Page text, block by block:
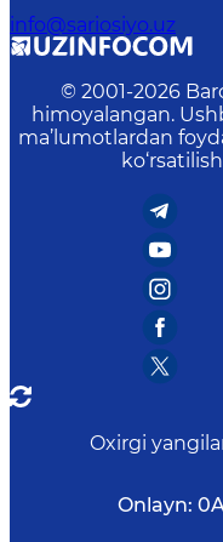
info@sariosiyo.uz
© 2001-2026
himoyalangan.
ma’lumotlardan
Oxirgi
Onlayn: 0